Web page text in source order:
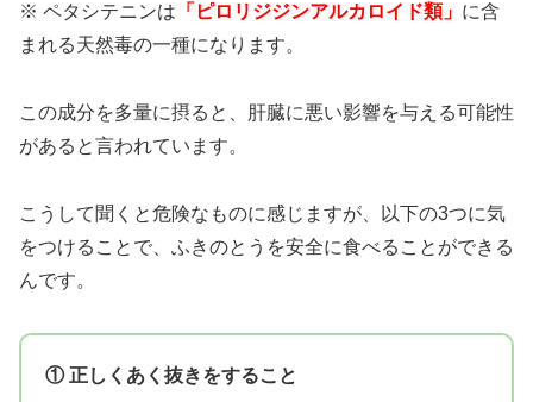
※ ペタシテニンは 「ピロリジジンアルカロイド類」 に含
まれる天然毒の一種になります。
この成分を多量に摂ると、肝臓に悪い影響を与える可能性
があると言われています。
こうして聞くと危険なものに感じますが、以下の3つに気
をつけることで、ふきのとうを安全に食べることができる
んです。
① 正しくあく抜きをすること